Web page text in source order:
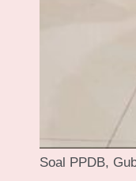
Soal PPDB,